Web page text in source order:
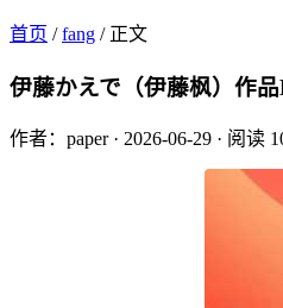
首页 / fang /正文
伊藤かえで（伊藤枫）作
作者：paper· 2026-06-29 · 阅读